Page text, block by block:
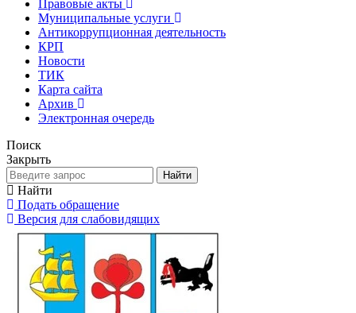
Правовые акты
Муниципальные услуги
Антикоррупционная деятельность
КРП
Новости
ТИК
Карта сайта
Архив
Электронная очередь
Поиск
Закрыть
Найти
Найти
Подать обращение
Версия для слабовидящих